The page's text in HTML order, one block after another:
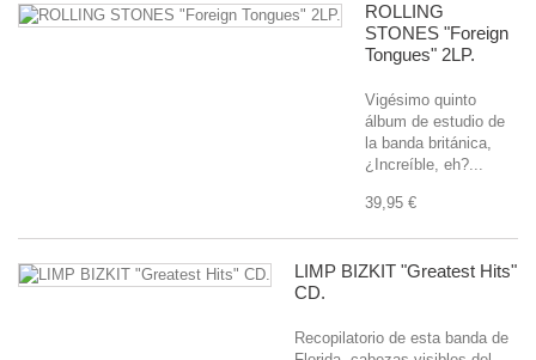
ROLLING
STONES "Foreign
Tongues" 2LP.
Vigésimo quinto
álbum de estudio de
la banda británica,
¿Increíble, eh?...
39,95 €
LIMP BIZKIT "Greatest Hits"
CD.
Recopilatorio de esta banda de